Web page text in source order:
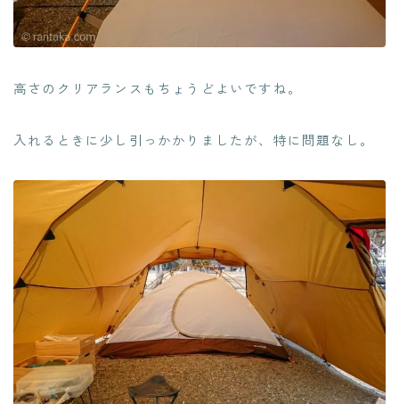
高さのクリアランスもちょうどよいですね。
入れるときに少し引っかかりましたが、特に問題なし。